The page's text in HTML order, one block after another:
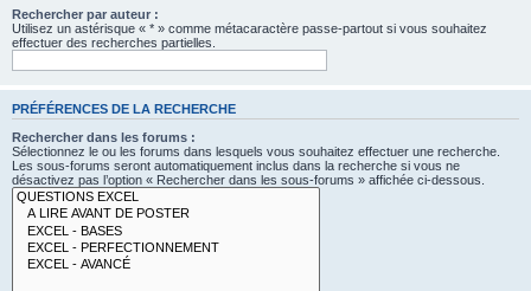
Rechercher par auteur :
Utilisez un astérisque « * » comme métacaractère passe-partout si vous souhaitez
effectuer des recherches partielles.
PRÉFÉRENCES DE LA RECHERCHE
Rechercher dans les forums :
Sélectionnez le ou les forums dans lesquels vous souhaitez effectuer une recherche.
Les sous-forums seront automatiquement inclus dans la recherche si vous ne
désactivez pas l’option « Rechercher dans les sous-forums » affichée ci-dessous.